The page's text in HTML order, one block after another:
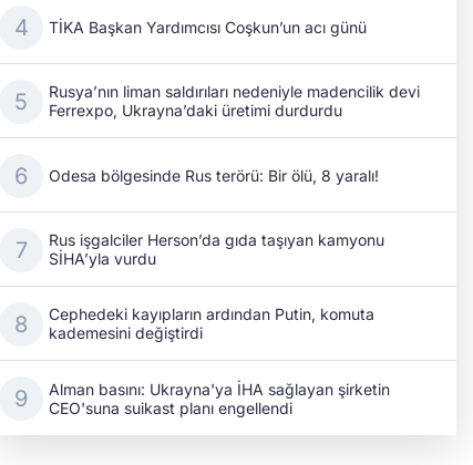
TİKA Başkan Yardımcısı Coşkun’un acı günü
Rusya’nın liman saldırıları nedeniyle madencilik devi
Ferrexpo, Ukrayna’daki üretimi durdurdu
Odesa bölgesinde Rus terörü: Bir ölü, 8 yaralı!
Rus işgalciler Herson’da gıda taşıyan kamyonu
SİHA’yla vurdu
Cephedeki kayıpların ardından Putin, komuta
kademesini değiştirdi
Alman basını: Ukrayna'ya İHA sağlayan şirketin
CEO'suna suikast planı engellendi